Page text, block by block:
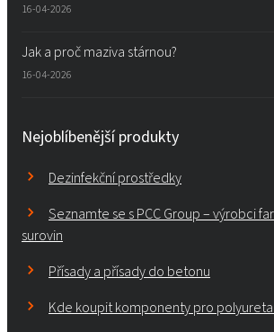
16-04-2026
Jak a proč maziva stárnou?
16-04-2026
Nejoblíbenější produkty
Dezinfekční prostředky
Seznamte se s PCC Group – výrobci
surovin
Přísady a přísady do betonu
Kde koupit komponenty pro